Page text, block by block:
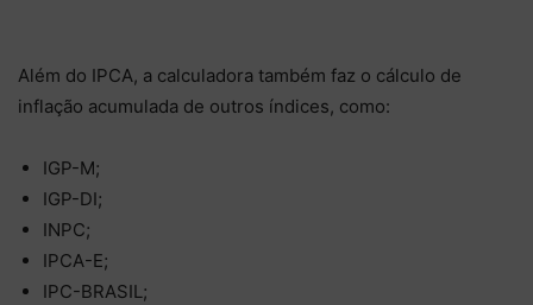
Além do IPCA, a calculadora também faz o cálculo de
inflação acumulada de outros índices, como:
IGP-M;
IGP-DI;
INPC;
IPCA-E;
IPC-BRASIL;